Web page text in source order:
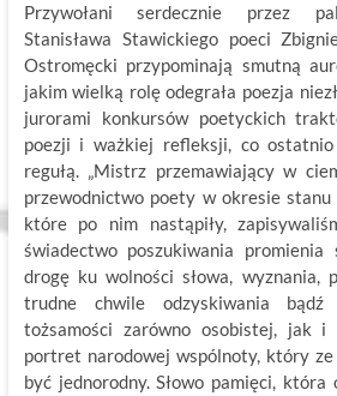
Przywołani serdecznie przez
Stanisława Stawickiego poeci
Ostromęcki przypominają smutną
jakim wielką rolę odegrała poezja
jurorami konkursów poetyckich
poezji i ważkiej refleksji, co
regułą. „Mistrz przemawiający w
przewodnictwo poety w okresie
które po nim nastąpiły,
świadectwo poszukiwania promienia
drogę ku wolności słowa, wyznania,
trudne chwile odzyskiwania bądź
tożsamości zarówno osobistej, jak
portret narodowej wspólnoty, który
być jednorodny. Słowo pamięci,